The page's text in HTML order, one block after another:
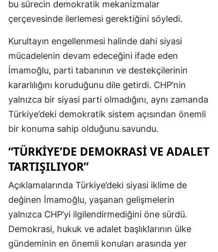
bu sürecin demokratik mekanizmalar
çerçevesinde ilerlemesi gerektiğini söyledi.
Kurultayın engellenmesi halinde dahi siyasi
mücadelenin devam edeceğini ifade eden
İmamoğlu, parti tabanının ve destekçilerinin
kararlılığını koruduğunu dile getirdi. CHP’nin
yalnızca bir siyasi parti olmadığını, aynı zamanda
Türkiye’deki demokratik sistem açısından önemli
bir konuma sahip olduğunu savundu.
“TÜRKIYE’DE DEMOKRASI VE ADALET
TARTIŞILIYOR”
Açıklamalarında Türkiye’deki siyasi iklime de
değinen İmamoğlu, yaşanan gelişmelerin
yalnızca CHP’yi ilgilendirmediğini öne sürdü.
Demokrasi, hukuk ve adalet başlıklarının ülke
gündeminin en önemli konuları arasında yer